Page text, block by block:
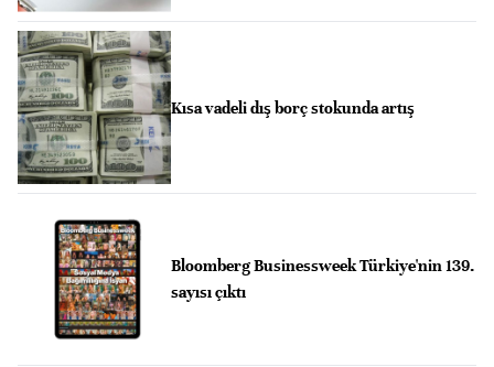
Kısa vadeli dış borç stokunda artış
Bloomberg Businessweek Türkiye'nin 139.
sayısı çıktı